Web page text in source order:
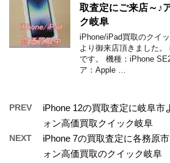
取査定にご来店～♪
ク岐阜
iPhone/iPad買取のクイ
より御来店頂きました
です。 機種：iPhone
ア：Apple …
PREV
iPhone 12の買取査定に岐阜市
ォン高価買取クイック岐阜
NEXT
iPhone 7の買取査定に各務原
ォン高価買取のクイック岐阜